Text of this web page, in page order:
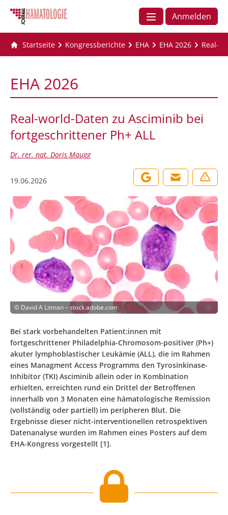
Anmelden
Startseite Kongressberichte EHA EHA 2026 Real-
EHA 2026
Real-world-Daten zu Asciminib bei
fortgeschrittener Ph+ ALL
Dr. rer. nat. Doris Maugg
19.06.2026
© David A Litman – stock.adobe.com
Bei stark vorbehandelten Patient:innen mit
fortgeschrittener Philadelphia-Chromosom-positiver (Ph+)
akuter lymphoblastischer Leukämie (ALL), die im Rahmen
eines Managment Access Programms den Tyrosinkinase-
Inhibitor (TKI) Asciminib allein oder in Kombination
erhielten, erreichten rund ein Drittel der Betroffenen
innerhalb von 3 Monaten eine hämatologische Remission
(vollständig oder partiell) im peripheren Blut. Die
Ergebnisse dieser nicht-interventionellen retrospektiven
Datenanalyse wurden im Rahmen eines Posters auf dem
EHA-Kongress vorgestellt [1].